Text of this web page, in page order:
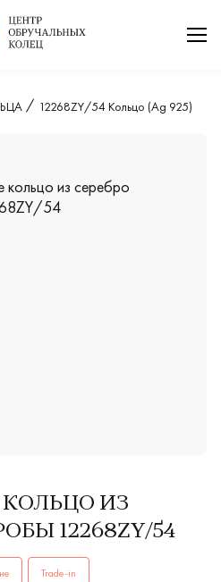
компании
12268ZY/54 Кольцо (Ag 925)
ИЗ
12268ZY/54
12268ZY/54 AG 925
Trade-in